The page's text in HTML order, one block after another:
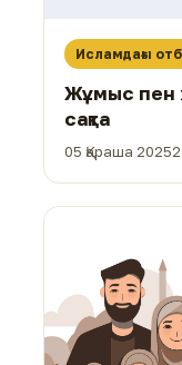
Исламдағы
Жұмыс пен
сақта
05 Қараша 2025